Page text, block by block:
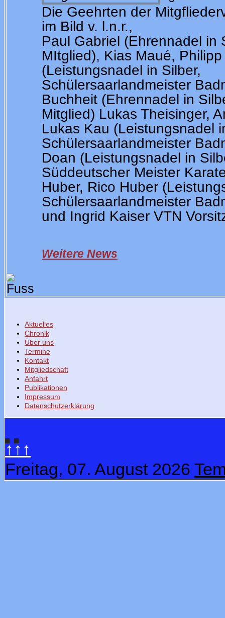
Die Geehrten der
im Bild v. l.n.r.,
Paul Gabriel (Ehrennadel in
MItglied), Kias Maué,
(Leistungsnadel in Silber,
Schülersaarlandmeister
Buchheit (Ehrennadel in
Mitglied) Lukas Theisinger,
Lukas Kau (Leistungsnadel
Schülersaarlandmeister
Doan (Leistungsnadel in
Süddeutscher Meister
Huber, Rico Huber
Schülersaarlandmeister
und Ingrid Kaiser VTN
Weitere News
Aktuelles
Chronik
Über uns
Termine
Kontakt
Mitgliedschaft
Anfahrt
Publikationen
Impressum
Datenschutzerklärung
↑↑↑
Freitag, 07. August 2026